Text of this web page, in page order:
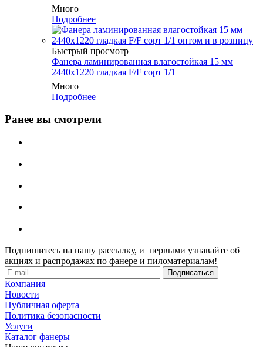
Много
Подробнее
Быстрый просмотр
Фанера ламинированная влагостойкая 15 мм
2440х1220 гладкая F/F сорт 1/1
Много
Подробнее
Ранее вы смотрели
Подпишитесь на нашу рассылку, и первыми узнавайте об
акциях и распродажах по фанере и пиломатериалам!
Компания
Новости
Публичная оферта
Политика безопасности
Услуги
Каталог фанеры